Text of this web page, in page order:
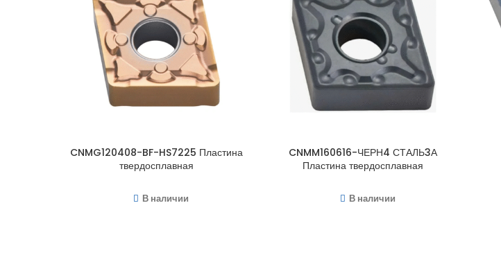
CNMG120408-BF-HS7225 Пластина
твердосплавная
В наличии
CNMM160616-ЧЕРН4 СТАЛЬ3А
Пластина твердосплавная
В наличии